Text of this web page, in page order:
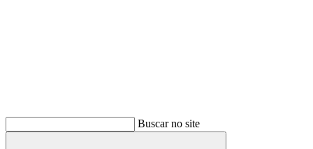
Buscar no site